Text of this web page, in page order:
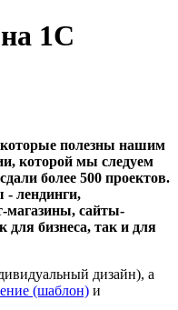
1С
полезны нашим
которой мы следуем
более 500 проектов.
- лендинги,
магазины, сайты-
для бизнеса, так и для
дизайн), а
(шаблон) и